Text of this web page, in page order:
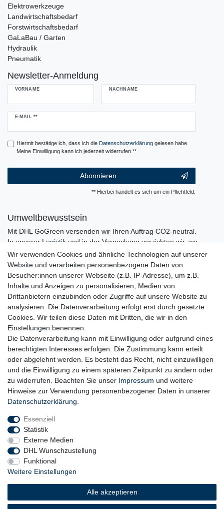
Elektrowerkzeuge
Landwirtschaftsbedarf
Forstwirtschaftsbedarf
GaLaBau / Garten
Hydraulik
Pneumatik
Newsletter-Anmeldung
VORNAME NACHNAME
E-MAIL **
Newsletter
Hiermit bestätige ich, dass ich die Daten­schutz­erklärunggelesen habe.
Meine Einwilligung kann ich jederzeit widerrufen.**
Abonnieren
** Hierbei handelt es sich um ein Pflichtfeld.
Umweltbewusstsein
Mit DHL GoGreen versenden wir Ihren Auftrag CO2-neutral.
In unserer Logistik und in der Verpackung verzichten wir, wo
immer es möglich ist, auf den Einsatz von Kunststoffen und
Plastik.
Widerrufs­recht
Daten­schutz­erklärung AGB Barrierefreiheitserklärung
Wir verwenden Cookies und ähnliche Technologien auf unserer
Website und verarbeiten personenbezogene Daten von
Besucher:innen unserer Webseite (z.B. IP-Adresse), um z.B.
Inhalte und Anzeigen zu personalisieren, Medien von
Drittanbietern einzubinden oder Zugriffe auf unsere Website zu
analysieren. Die Datenverarbeitung erfolgt erst durch gesetzte
Cookies. Wir teilen diese Daten mit Dritten, die wir in den
Einstellungen benennen.
Die Datenverarbeitung kann mit Einwilligung oder aufgrund eines
berechtigten Interesses erfolgen. Die Zustimmung kann erteilt
oder abgelehnt werden. Es besteht das Recht, nicht einzuwilligen
und die Einwilligung zu einem späteren Zeitpunkt zu ändern oder
zu widerrufen. Beachten Sie unser Impressum und weitere
Hinweise zur Verwendung personenbezogener Daten in unserer
Daten­schutz­erklärung
Essenziell
Statistik
Externe Medien
DHL Wunschzustellung
Funktional
Weitere Einstellungen
Alle akzeptieren